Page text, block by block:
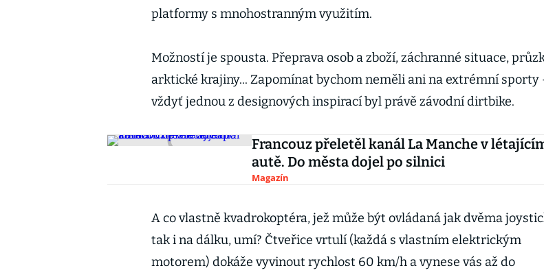
platformy s mnohostranným využitím.
Možností je spousta. Přeprava osob a zboží, záchranné situace,
arktické krajiny... Zapomínat bychom neměli ani na extrémní sporty
vždyť jednou z designových inspirací byl právě závodní dirtbike.
Francouz přeletěl kanál La Manche v
autě. Do města dojel po silnici
Magazín
A co vlastně kvadrokoptéra, jež může být ovládaná jak dvěma
tak i na dálku, umí? Čtveřice vrtulí (každá s vlastním elektrickým
motorem) dokáže vyvinout rychlost 60 km/h a vynese vás až do